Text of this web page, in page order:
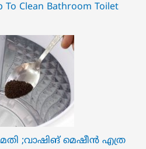
Clean Bathroom Toilet
;വാഷിങ് മെഷീൻ എത്ര